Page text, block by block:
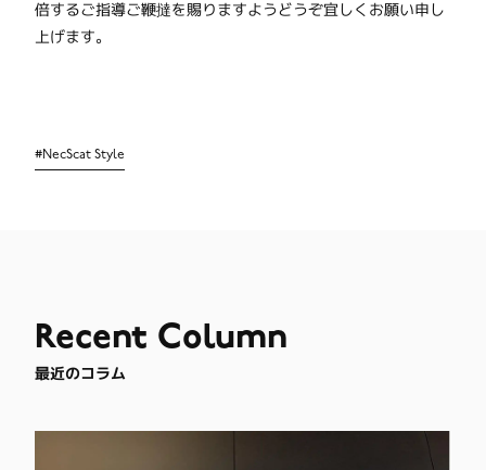
倍するご指導ご鞭撻を賜りますようどうぞ宜しくお願い申し
上げます。
#NecScat Style
Recent Column
最近のコラム